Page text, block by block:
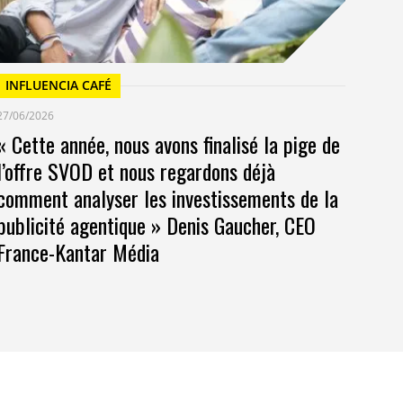
INFLUENCIA CAFÉ
06/2026
Cette année, nous avons finalisé la pige de
SVOD et nous regardons déjà
analyser les investissements de la
agentique » Denis Gaucher, CEO
Kantar Média